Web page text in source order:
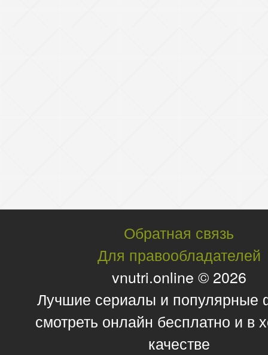
Обратная связь
Для правообладателей
vnutri.online © 2026
Лучшие сериалы и
смотреть онлайн бесплатно и в
качестве